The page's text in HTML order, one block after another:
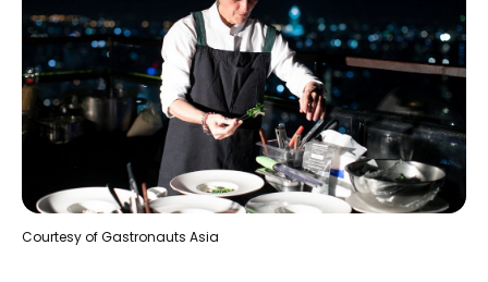
Courtesy of Gastronauts Asia